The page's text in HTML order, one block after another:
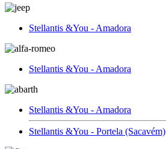
Stellantis &You - Amadora
Stellantis &You - Amadora
Stellantis &You - Amadora
Stellantis &You - Portela (Sacavém)